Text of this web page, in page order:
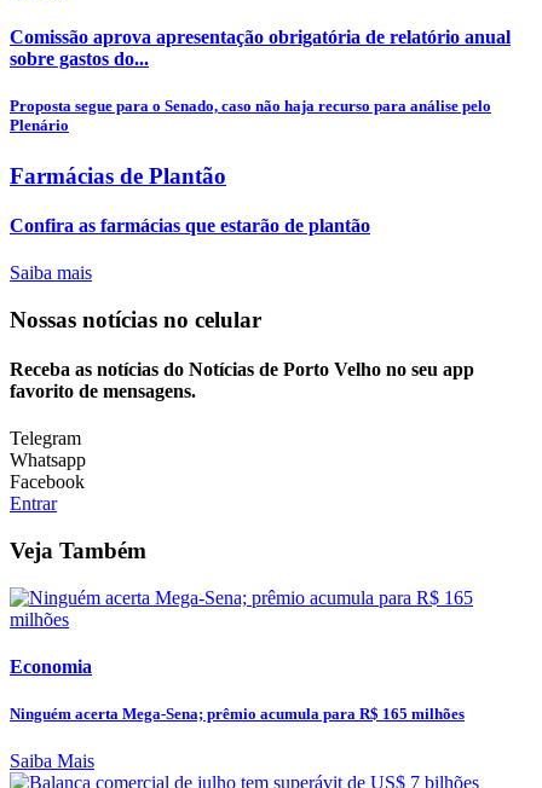
Comissão aprova apresentação obrigatória de relatório anual
sobre gastos do...
Proposta segue para o Senado, caso não haja recurso para análise pelo
Plenário
Farmácias de Plantão
Confira as farmácias que estarão de plantão
Saiba mais
Nossas notícias no celular
Receba as notícias do Notícias de Porto Velho no seu app
favorito de mensagens.
Telegram
Whatsapp
Facebook
Entrar
Veja Também
Economia
Ninguém acerta Mega-Sena; prêmio acumula para R$ 165 milhões
Saiba Mais